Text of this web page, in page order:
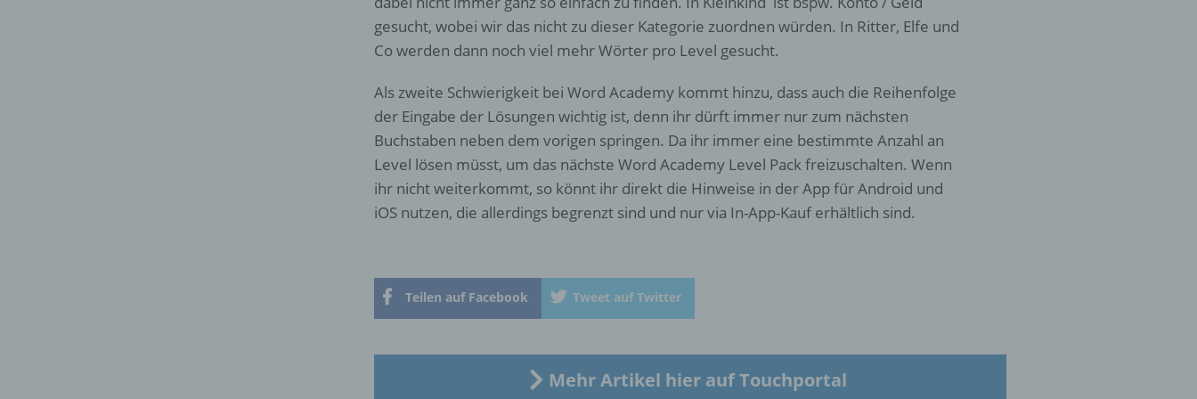
gesucht, wobei wir das nicht zu dieser Kategorie zuordnen würden. In Ritter, Elfe und
Co werden dann noch viel mehr Wörter pro Level gesucht.
Als zweite Schwierigkeit bei Word Academy kommt hinzu, dass auch die Reihenfolge
der Eingabe der Lösungen wichtig ist, denn ihr dürft immer nur zum nächsten
Buchstaben neben dem vorigen springen. Da ihr immer eine bestimmte Anzahl an
Level lösen müsst, um das nächste Word Academy Level Pack freizuschalten. Wenn
ihr nicht weiterkommt, so könnt ihr direkt die Hinweise in der App für Android und
iOS nutzen, die allerdings begrenzt sind und nur via In-App-Kauf erhältlich sind.
Teilen auf Facebook Tweet auf Twitter
Mehr Artikel hier auf Touchportal
c) Verarbeitung
Verarbeitung ist jeder mit oder ohne Hilfe automatisierter Verfahren
ausgeführte Vorgang oder jede solche Vorgangsreihe im
Zusammenhang mit personenbezogenen Daten wie das Erheben,
das Erfassen, die Organisation, das Ordnen, die Speicherung, die
Anpassung oder Veränderung, das Auslesen, das Abfragen, die
Verwendung, die Offenlegung durch Übermittlung, Verbreitung oder
eine andere Form der Bereitstellung, den Abgleich oder die
Verknüpfung, die Einschränkung, das Löschen oder die Vernichtung.